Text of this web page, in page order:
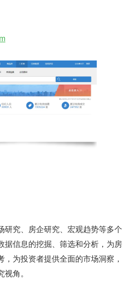
研究、房企研究、宏观趋势等多个
据信息的挖掘、筛选和分析，为房
为投资者提供全面的市场洞察，
角。